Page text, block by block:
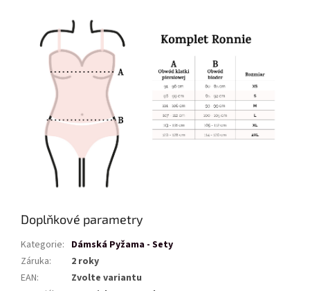
Doplňkové parametry
Kategorie: Dámská Pyžama - Sety
Záruka:
2 roky
EAN:
Zvolte variantu